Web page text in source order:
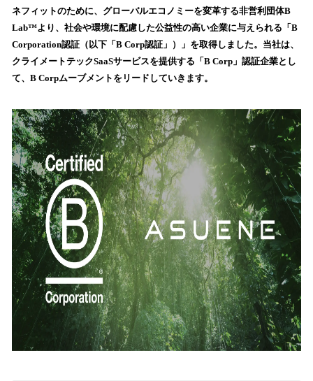
を
読
込
み
中
す
ネフィットのために、グローバルエコノミーを変革する非営利団体B
Lab™︎より、社会や環境に配慮した公益性の高い企業に与えられる「B
Corporation認証（以下「B Corp認証」）」を取得しました。当社は、
クライメートテックSaaSサービスを提供する「B Corp」認証企業とし
て、B Corpムーブメントをリードしていきます。